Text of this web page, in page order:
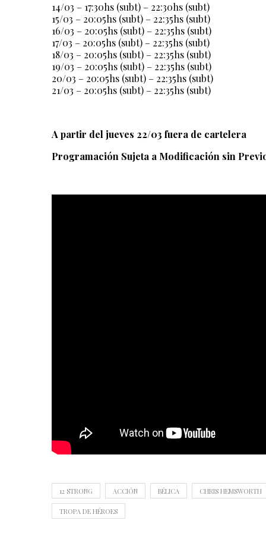
14/03 – 17:30hs (subt) – 22:30hs (subt)
15/03 – 20:05hs (subt) – 22:35hs (subt)
16/03 – 20:05hs (subt) – 22:35hs (subt)
17/03 – 20:05hs (subt) – 22:35hs (subt)
18/03 – 20:05hs (subt) – 22:35hs (subt)
19/03 – 20:05hs (subt) – 22:35hs (subt)
20/03 – 20:05hs (subt) – 22:35hs (subt)
21/03 – 20:05hs (subt) – 22:35hs (subt)
A partir del jueves 22/03 fuera de cartelera
Programación Sujeta a Modificación sin
12 STRONG ACCIÓN BÉLICA CHRIS HEMSWORTH
TROPA DE HÉROES